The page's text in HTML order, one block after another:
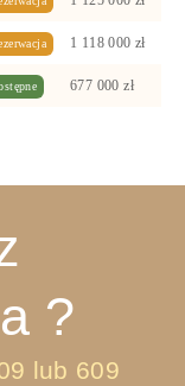
1 118 000 zł
677 000 zł
?
lub 609